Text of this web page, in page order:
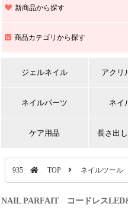
また､ 九州全域でお荷物のお届け
新商品から探す
商品カテゴリから探す
ジェルネイル アクリ
ネイルパーツ ネイ
ケア用品 長さ出
935 TOP ネイルツール
NAIL PARFAIT コードレス